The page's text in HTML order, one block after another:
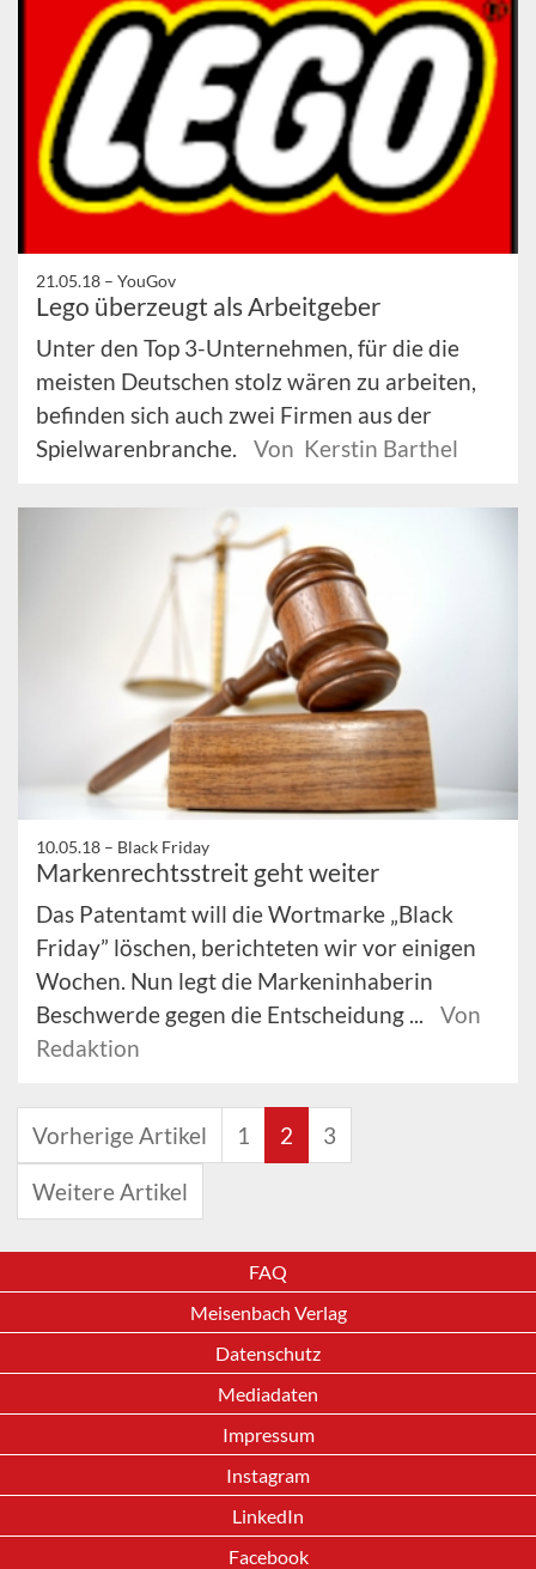
21.05.18 – YouGov
Lego überzeugt als Arbeitgeber
Unter den Top 3-Unternehmen, für die die
meisten Deutschen stolz wären zu arbeiten,
befinden sich auch zwei Firmen aus der
Spielwarenbranche.
Von Kerstin Barthel
10.05.18 – Black Friday
Markenrechtsstreit geht weiter
Das Patentamt will die Wortmarke „Black
Friday” löschen, berichteten wir vor einigen
Wochen. Nun legt die Markeninhaberin
Beschwerde gegen die Entscheidung ...
Von
Redaktion
Vorherige Artikel 1 2 3
Weitere Artikel
FAQ
Meisenbach Verlag
Datenschutz
Mediadaten
Impressum
Instagram
LinkedIn
Facebook